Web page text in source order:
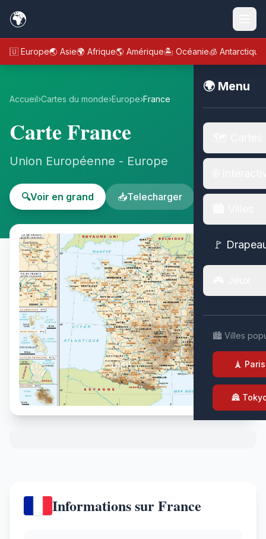
🌍
🇪🇺 Europe🌏 Asie🌍 Afrique🌎 Amérique🏝️ Océanie🧊 Antarctique
🌍 Menu
🚩
🏙️ Villes
🗼 Paris
🏯
Accueil›Cartes du monde›Europe›France
Carte France
Union Européenne - Europe
🔍Voir en grand 📥Telecharger
Informations sur France